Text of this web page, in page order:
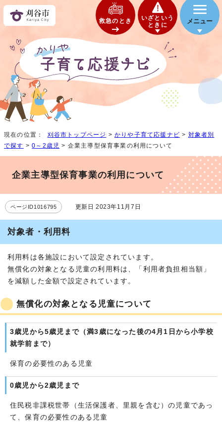
救急のとき
いざという
ときに
メニュー
現在の位置： 刈谷市トップページ >かりや子育て応援ナビ > 対象者別
で探す >0～2歳児 > 企業主導型保育事業の利用について
企業主導型保育事業の利用について
ページID1016795 更新日 2023年11月7日
対象者・利用料
利用料は各施設において設定されています。
無償化の対象となる児童の利用料は、「利用者負担相当額」
を減額した金額で設定されています。
無償化の対象となる児童について
3歳児から5歳児まで（満3歳になった後の4月1日から小学校
就学前まで）
保育の必要性のある児童
0歳児から2歳児まで
住民税非課税世帯（生活保護者、里親を含む）の児童であっ
て、保育の必要性のある児童